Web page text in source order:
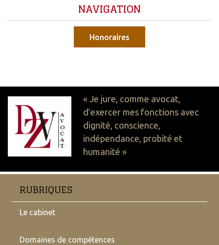
NAVIGATION
Honoraires
« Je jure, comme avocat,
d’exercer mes fonctions avec
dignité, conscience,
indépendance, probité et
humanité »
RUBRIQUES
Le cabinet
Domaines de compétences